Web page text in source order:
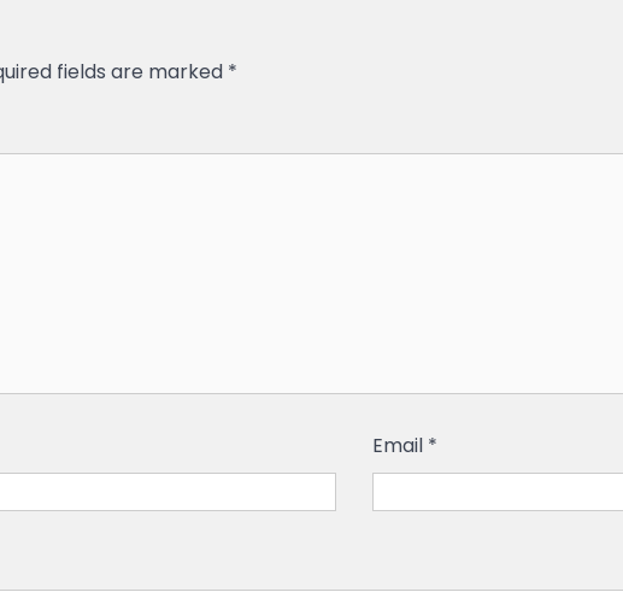
fields are marked *
Email *